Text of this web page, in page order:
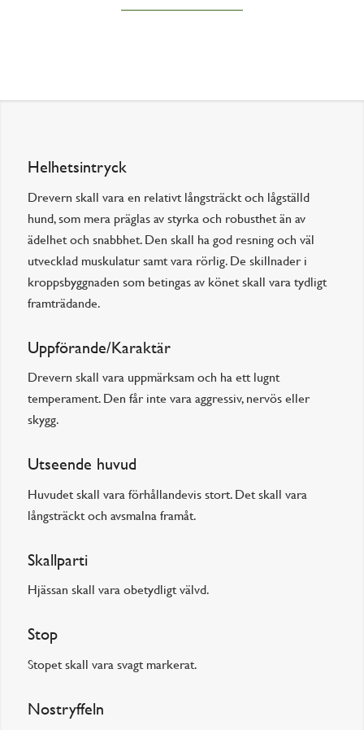
Helhetsintryck
Drevern skall vara en relativt långsträckt och lågställd
hund, som mera präglas av styrka och robusthet än av
ädelhet och snabbhet. Den skall ha god resning och väl
utvecklad muskulatur samt vara rörlig. De skillnader i
kroppsbyggnaden som betingas av könet skall vara tydligt
framträdande.
Uppförande/Karaktär
Drevern skall vara uppmärksam och ha ett lugnt
temperament. Den får inte vara aggressiv, nervös eller
skygg.
Utseende huvud
Huvudet skall vara förhållandevis stort. Det skall vara
långsträckt och avsmalna framåt.
Skallparti
Hjässan skall vara obetydligt välvd.
Stop
Stopet skall vara svagt markerat.
Nostryffeln